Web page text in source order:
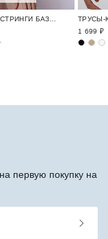
1 699 ₽
первую покупку на